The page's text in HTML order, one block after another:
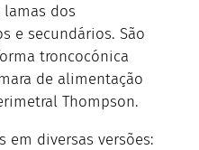
dos
e secundários. São
troncocónica
de alimentação
Thompson.
em diversas versões: